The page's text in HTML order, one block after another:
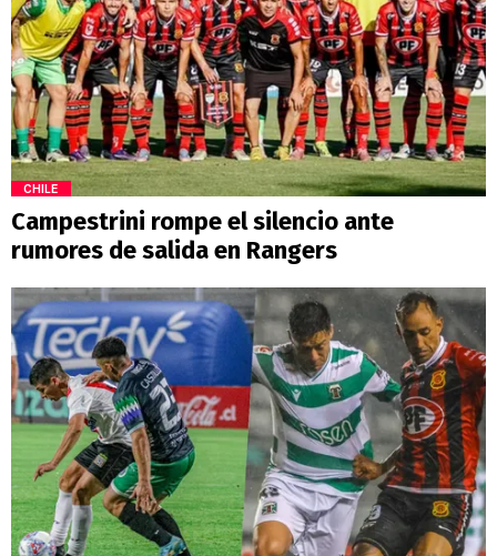
CHILE
Campestrini rompe el silencio ante
rumores de salida en Rangers